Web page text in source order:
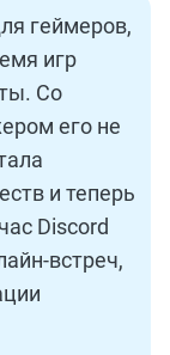
геймеров,
игр
Со
его не
и теперь
Discord
встреч,